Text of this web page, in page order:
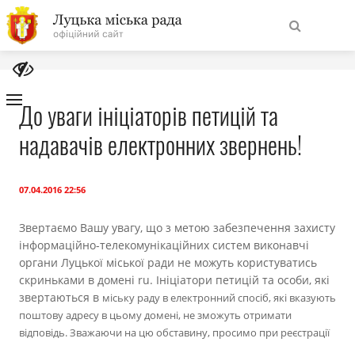
На
головну
НавігаціяПро місто
Міська рада
Бюджет
Публічна інформація
До уваги ініціаторів петицій та
надавачів електронних звернень!
07.04.2016 22:56
Звертаємо Вашу увагу, що з метою забезпечення захисту
інформаційно-телекомунікаційних систем виконавчі
органи Луцької міської ради не можуть користуватись
скриньками в домені ru. Ініціатори петицій та особи, які
звертаються в міську раду в електронний спосіб, які вказують
поштову адресу в цьому домені, не зможуть отримати
відповідь. Зважаючи на цю обставину, просимо при реєстрації